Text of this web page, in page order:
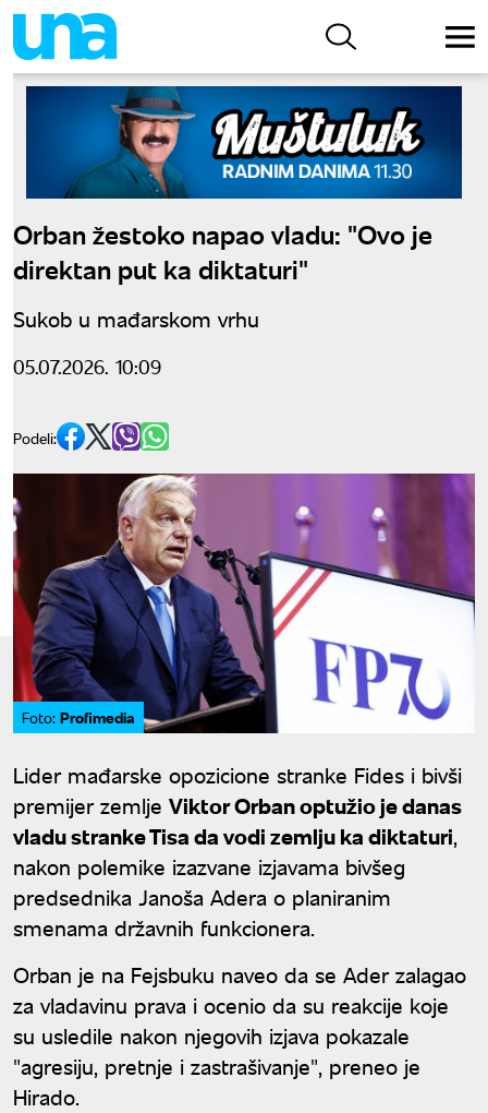
Orban žestoko napao vladu: "Ovo je
direktan put ka diktaturi"
Sukob u mađarskom vrhu
05.07.2026. 10:09
Podeli:
Foto: Profimedia
Lider mađarske opozicione stranke Fides i bivši
premijer zemlje Viktor Orban optužio je danas
vladu stranke Tisa da vodi zemlju ka diktaturi,
nakon polemike izazvane izjavama bivšeg
predsednika Janoša Adera o planiranim
smenama državnih funkcionera.
Orban je na Fejsbuku naveo da se Ader zalagao
za vladavinu prava i ocenio da su reakcije koje
su usledile nakon njegovih izjava pokazale
"agresiju, pretnje i zastrašivanje", preneo je
Hirado.